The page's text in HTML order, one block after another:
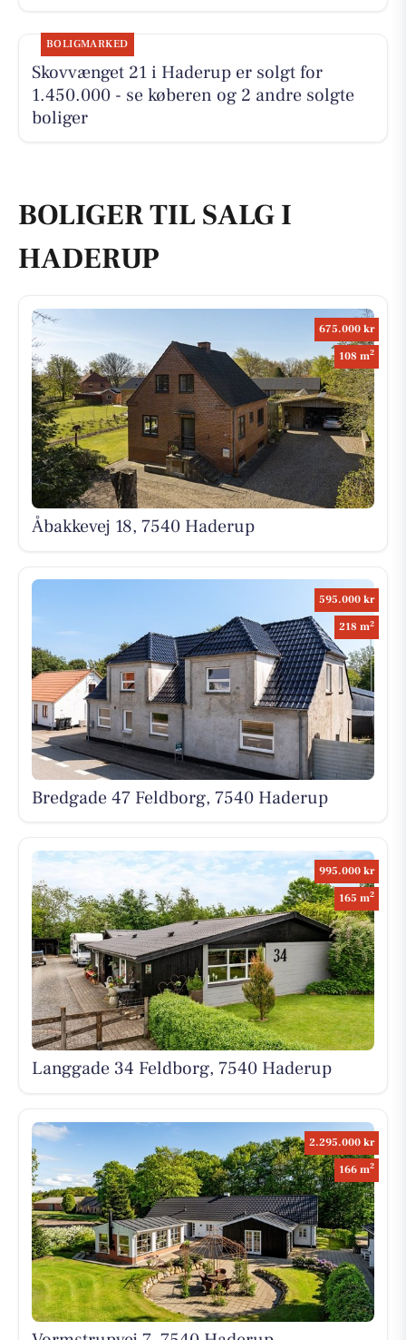
BOLIGMARKED
Skovvænget 21 i Haderup er solgt for
1.450.000 - se køberen og 2 andre solgte
boliger
BOLIGER TIL SALG I
HADERUP
675.000 kr
108 m2
Åbakkevej 18, 7540 Haderup
595.000 kr
218 m2
Bredgade 47 Feldborg, 7540 Haderup
995.000 kr
165 m2
Langgade 34 Feldborg, 7540 Haderup
2.295.000 kr
166 m2